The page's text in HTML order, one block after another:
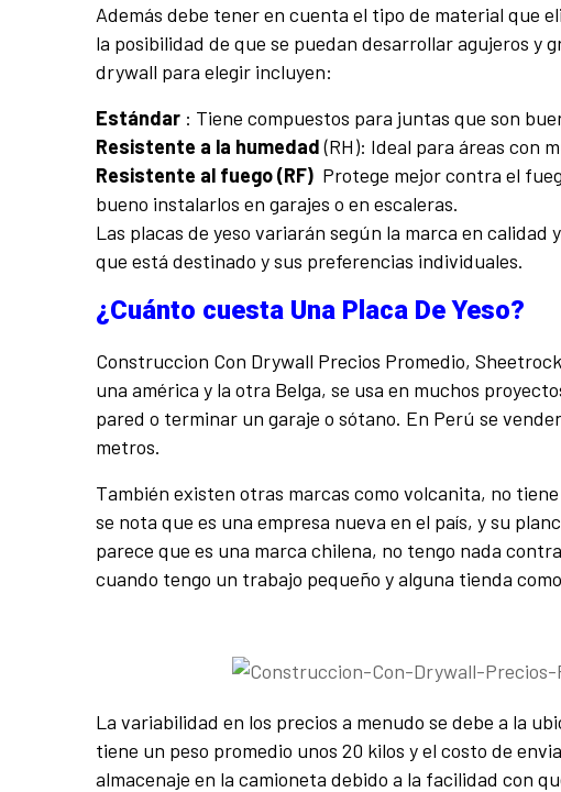
Además debe tener en cuenta el tipo de material que
la posibilidad de que se puedan desarrollar agujeros y
drywall para elegir incluyen:
Estándar : Tiene compuestos para juntas que son
Resistente a la humedad(RH): Ideal para áreas con
Resistente al fuego (RF) Protege mejor contra el
bueno instalarlos en garajes o en escaleras.
Las placas de yeso variarán según la marca en
que está destinado y sus preferencias individuales.
¿Cuánto cuesta Una Placa De Yeso?
Construccion Con Drywall Precios Promedio,
una américa y la otra Belga, se usa en muchos
pared o terminar un garaje o sótano. En Perú se
metros.
También existen otras marcas como volcanita, no
se nota que es una empresa nueva en el país, y su
parece que es una marca chilena, no tengo nada
cuando tengo un trabajo pequeño y alguna tienda
La variabilidad en los precios a menudo se debe a la
tiene un peso promedio unos 20 kilos y el costo de
almacenaje en la camioneta debido a la facilidad con